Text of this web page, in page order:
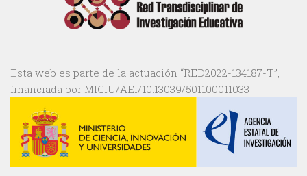
Esta web es parte de la actuación “RED2022-134187-T”,
financiada por MICIU/AEI/10.13039/501100011033